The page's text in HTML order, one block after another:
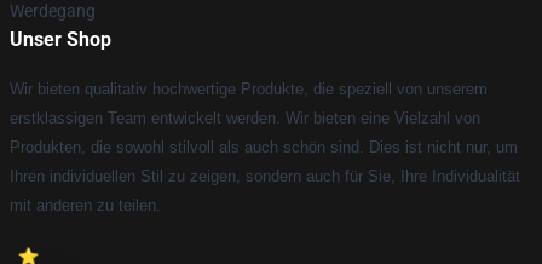
Werdegang
Unser Shop
Wir bieten qualitativ hochwertige Produkte, die speziell von unserem
erstklassigen Team entwickelt werden. Wir bieten eine Vielzahl von
Produkten, die sowohl stilvoll als auch schön sind. Dies ist nicht nur, um
Ihren individuellen Stil zu zeigen, sondern auch für Sie, Ihre Individualität
mit anderen zu teilen.